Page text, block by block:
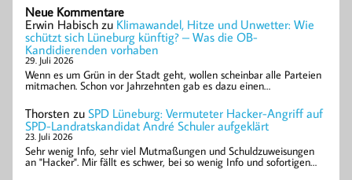
Neue Kommentare
Erwin Habisch zu Klimawandel, Hitze und Unwetter: Wie
schützt sich Lüneburg künftig? – Was die OB-
Kandidierenden vorhaben
29. Juli 2026
Wenn es um Grün in der Stadt geht, wollen scheinbar alle Parteien
mitmachen. Schon vor Jahrzehnten gab es dazu einen…
Thorsten zu SPD Lüneburg: Vermuteter Hacker-Angriff auf
SPD-Landratskandidat André Schuler aufgeklärt
23. Juli 2026
Sehr wenig Info, sehr viel Mutmaßungen und Schuldzuweisungen
an "Hacker". Mir fällt es schwer, bei so wenig Info und sofortigen…